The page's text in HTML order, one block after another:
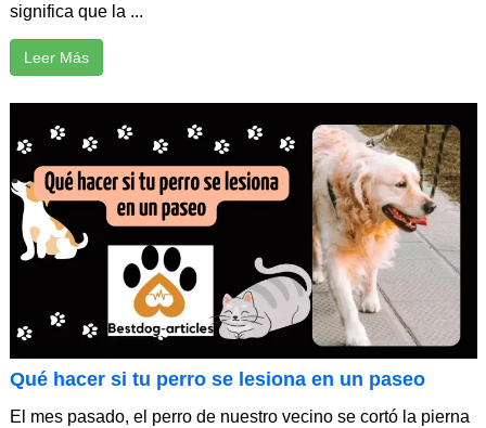
significa que la ...
Leer Más
Qué hacer si tu perro se lesiona en un paseo
El mes pasado, el perro de nuestro vecino se cortó la pierna